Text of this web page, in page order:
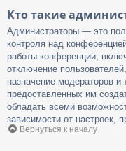
Кто такие
Администраторы — это
контроля над
работы конференции,
отключение
назначение модераторов и
предоставленных им
обладать всеми
зависимости от настроек,
Вернуться к началу